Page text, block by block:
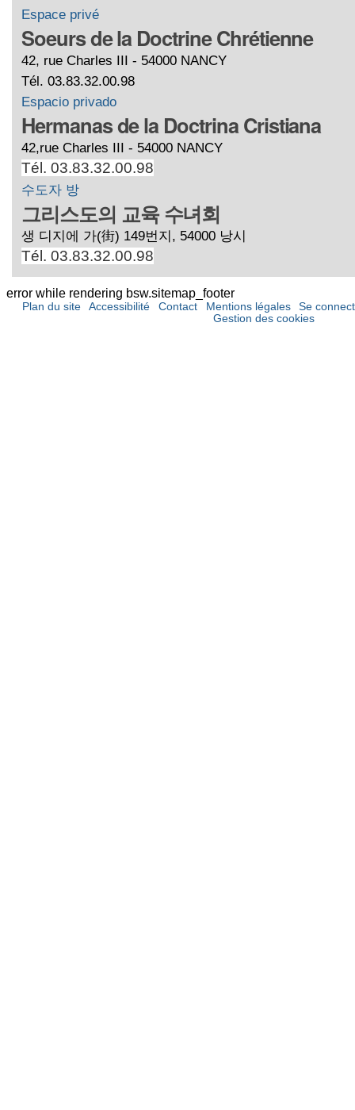
Espace privé
Soeurs de la Doctrine Chrétienne
42, rue Charles III - 54000 NANCY
Tél. 03.83.32.00.98
Espacio privado
Hermanas de la Doctrina Cristiana
42,rue Charles III - 54000 NANCY
Tél. 03.83.32.00.98
수도자 방
그리스도의 교육 수녀회
생 디지에 가(街) 149번지, 54000 낭시
Tél. 03.83.32.00.98
error while rendering bsw.sitemap_footer
Plan du site Accessibilité Contact Mentions légales
Se
Gestion des cookies